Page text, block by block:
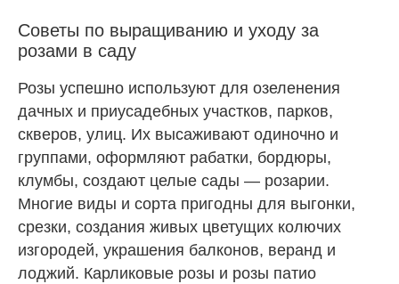
Советы по выращиванию и уходу за
розами в саду
Розы успешно используют для озеленения
дачных и приусадебных участков, парков,
скверов, улиц. Их высаживают одиночно и
группами, оформляют рабатки, бордюры,
клумбы, создают целые сады — розарии.
Многие виды и сорта пригодны для выгонки,
срезки, создания живых цветущих колючих
изгородей, украшения балконов, веранд и
лоджий. Карликовые розы и розы патио